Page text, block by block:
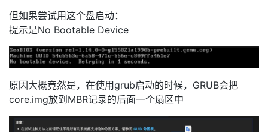
但如果尝试用这个盘启动：
提示是No Bootable Device
原因大概竟然是，在使用grub启动的时候，GRUB会把
core.img放到MBR记录的后面一个扇区中